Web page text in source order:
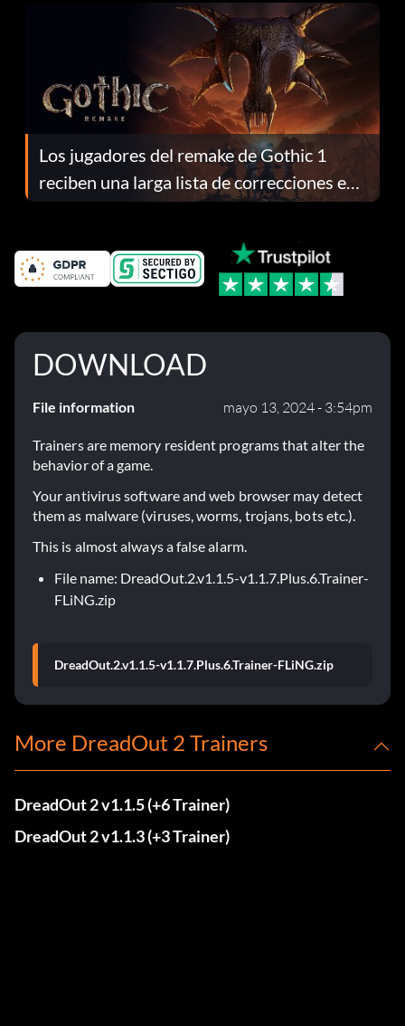
Los jugadores del remake de Gothic 1
reciben una larga lista de correcciones en
el parche 1.0.4
DOWNLOAD
File information mayo 13, 2024 - 3:54pm
Trainers are memory resident programs that alter the
behavior of a game.
Your antivirus software and web browser may detect
them as malware (viruses, worms, trojans, bots etc.).
This is almost always a false alarm.
File name: DreadOut.2.v1.1.5-v1.1.7.Plus.6.Trainer-
FLiNG.zip
DreadOut.2.v1.1.5-v1.1.7.Plus.6.Trainer-FLiNG.zip
More DreadOut 2 Trainers
DreadOut 2 v1.1.5 (+6 Trainer)
DreadOut 2 v1.1.3 (+3 Trainer)